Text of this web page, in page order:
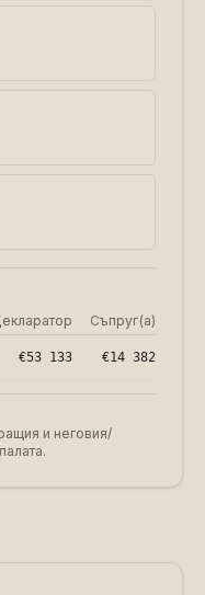
Съпруг(а)
€53 133 €14 382
и неговия/